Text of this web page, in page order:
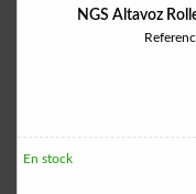
NGS Altavoz
En stock